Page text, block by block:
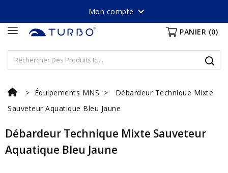
Mon compte
PANIER (0)
Équipements MNS
Débardeur Technique Mixte
Sauveteur Aquatique Bleu Jaune
Débardeur Technique Mixte Sauveteur
Aquatique Bleu Jaune